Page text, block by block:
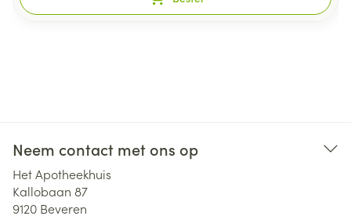
Neem contact met ons op
Het Apotheekhuis
Kallobaan 87
9120 Beveren